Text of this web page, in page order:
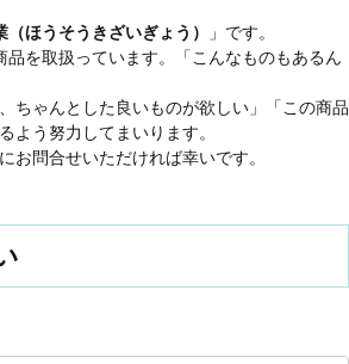
（ほうそうきざいぎょう）
」です。
品を取扱っています。「こんなものもあるん
ちゃんとした良いものが欲しい」「この商品
よう努力してまいります。
お問合せいただければ幸いです。